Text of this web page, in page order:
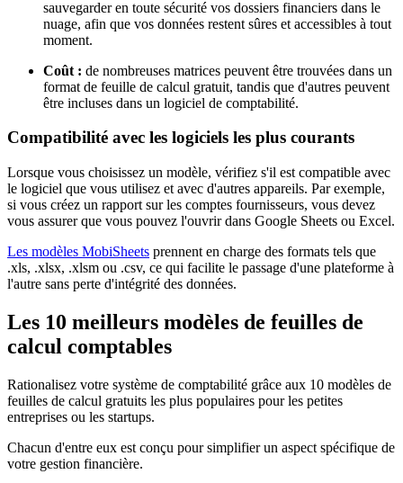
sauvegarder en toute sécurité vos dossiers financiers dans le
nuage, afin que vos données restent sûres et accessibles à tout
moment.
Coût : de nombreuses matrices peuvent être trouvées dans un
format de feuille de calcul gratuit, tandis que d'autres peuvent
être incluses dans un logiciel de comptabilité.
Compatibilité avec les logiciels les plus courants
Lorsque vous choisissez un modèle, vérifiez s'il est compatible avec
le logiciel que vous utilisez et avec d'autres appareils. Par exemple,
si vous créez un rapport sur les comptes fournisseurs, vous devez
vous assurer que vous pouvez l'ouvrir dans Google Sheets ou Excel.
Les modèles MobiSheets prennent en charge des formats tels que
.xls, .xlsx, .xlsm ou .csv, ce qui facilite le passage d'une plateforme à
l'autre sans perte d'intégrité des données.
Les 10 meilleurs modèles de feuilles de
calcul comptables
Rationalisez votre système de comptabilité grâce aux 10 modèles de
feuilles de calcul gratuits les plus populaires pour les petites
entreprises ou les startups.
Chacun d'entre eux est conçu pour simplifier un aspect spécifique de
votre gestion financière.